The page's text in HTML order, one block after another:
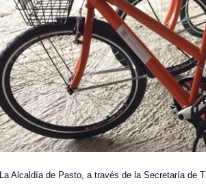
La Alcaldía de Pasto, a través de la Secretaría de